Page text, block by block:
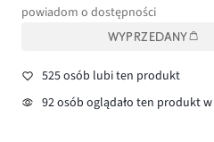
powiadom o dostępności
WYPRZEDANY
525 osób lubi ten produkt
92 osób oglądało ten produkt w